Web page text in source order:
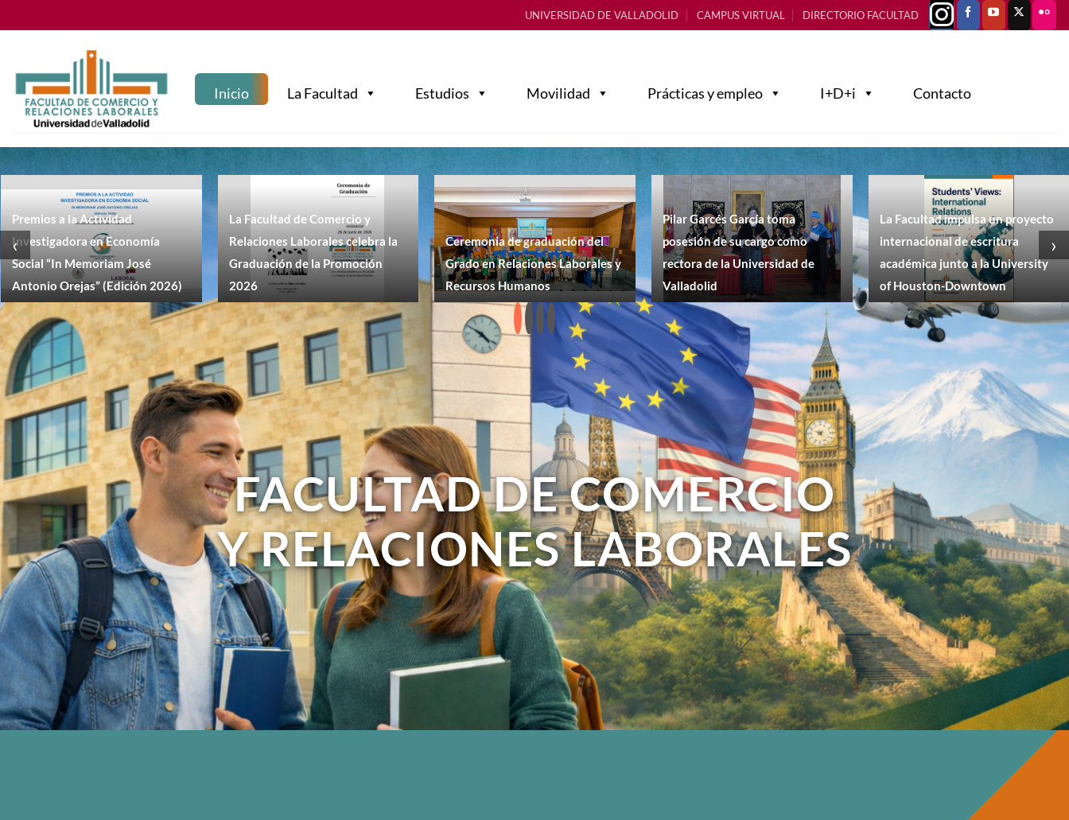
al
UNIVERSIDAD DE VALLADOLID CAMPUS VIRTUAL DIRECTORIO FACULTAD
Inicio La Facultad Estudios Movilidad Prácticas y empleo I+D+i Contacto
Premios a la Actividad
Investigadora en Economía
Social “In Memoriam José
Antonio Orejas” (Edición 2026)
La Facultad de Comercio y
Relaciones Laborales celebra la
Graduación de la Promoción
2026
Ceremonia de graduación del
Grado en Relaciones Laborales y
Recursos Humanos
Pilar Garcés García toma
posesión de su cargo como
rectora de la Universidad de
Valladolid
La Facultad impulsa un proyecto
internacional de escritura
académica junto a la University
of Houston-Downtown
‹ ›
FACULTAD DE COMERCIO
Y RELACIONES LABORALES